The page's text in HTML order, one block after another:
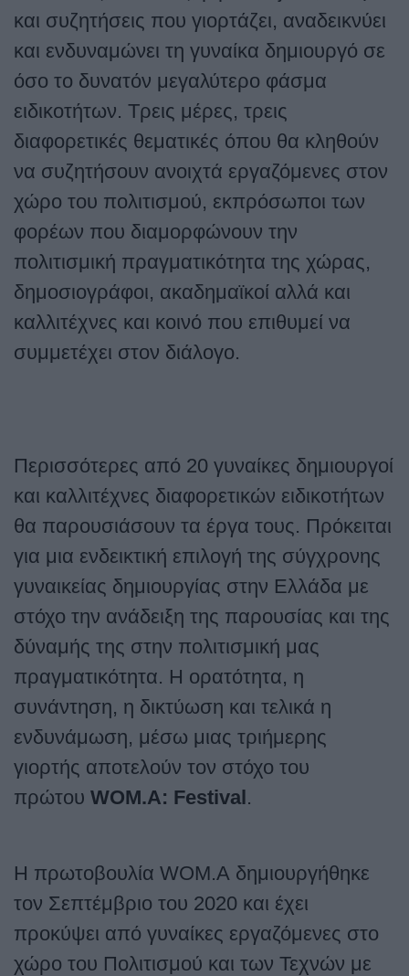
και συζητήσεις που γιορτάζει, αναδεικνύει
και ενδυναμώνει τη γυναίκα δημιουργό σε
όσο το δυνατόν μεγαλύτερο φάσμα
ειδικοτήτων. Τρεις μέρες, τρεις
διαφορετικές θεματικές όπου θα κληθούν
να συζητήσουν ανοιχτά εργαζόμενες στον
χώρο του πολιτισμού, εκπρόσωποι των
φορέων που διαμορφώνουν την
πολιτισμική πραγματικότητα της χώρας,
δημοσιογράφοι, ακαδημαϊκοί αλλά και
καλλιτέχνες και κοινό που επιθυμεί να
συμμετέχει στον διάλογο.
Περισσότερες από 20 γυναίκες δημιουργοί
και καλλιτέχνες διαφορετικών ειδικοτήτων
θα παρουσιάσουν τα έργα τους. Πρόκειται
για μια ενδεικτική επιλογή της σύγχρονης
γυναικείας δημιουργίας στην Ελλάδα με
στόχο την ανάδειξη της παρουσίας και της
δύναμής της στην πολιτισμική μας
πραγματικότητα. Η ορατότητα, η
συνάντηση, η δικτύωση και τελικά η
ενδυνάμωση, μέσω μιας τριήμερης
γιορτής αποτελούν τον στόχο του
πρώτου WOM.A: Festival.
Η πρωτοβουλία WOM.A δημιουργήθηκε
τον Σεπτέμβριο του 2020 και έχει
προκύψει από γυναίκες εργαζόμενες στο
χώρο του Πολιτισμού και των Τεχνών με